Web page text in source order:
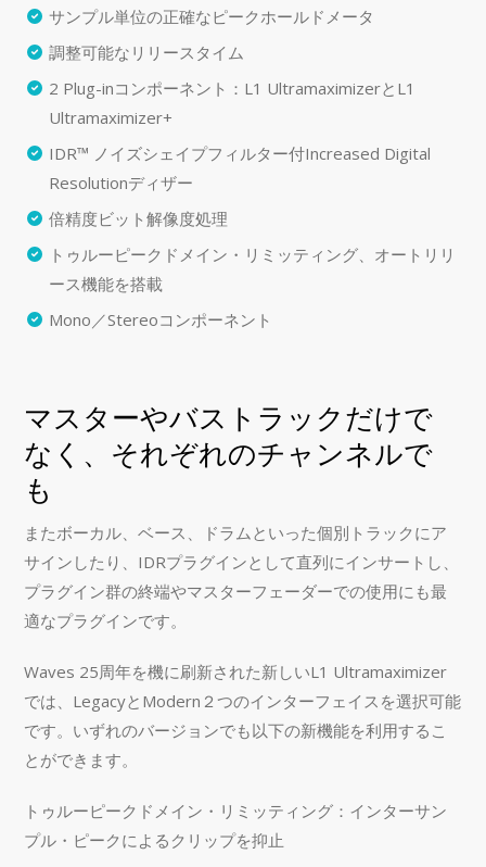
サンプル単位の正確なピークホールドメータ
調整可能なリリースタイム
2 Plug-inコンポーネント：L1 UltramaximizerとL1
Ultramaximizer+
IDR™ ノイズシェイプフィルター付Increased Digital
Resolutionディザー
倍精度ビット解像度処理
トゥルーピークドメイン・リミッティング、オートリリ
ース機能を搭載
Mono／Stereoコンポーネント
マスターやバストラックだけで
なく、それぞれのチャンネルで
も
またボーカル、ベース、ドラムといった個別トラックにア
サインしたり、IDRプラグインとして直列にインサートし、
プラグイン群の終端やマスターフェーダーでの使用にも最
適なプラグインです。
Waves 25周年を機に刷新された新しいL1 Ultramaximizer
では、LegacyとModern２つのインターフェイスを選択可能
です。いずれのバージョンでも以下の新機能を利用するこ
とができます。
トゥルーピークドメイン・リミッティング：インターサン
プル・ピークによるクリップを抑止